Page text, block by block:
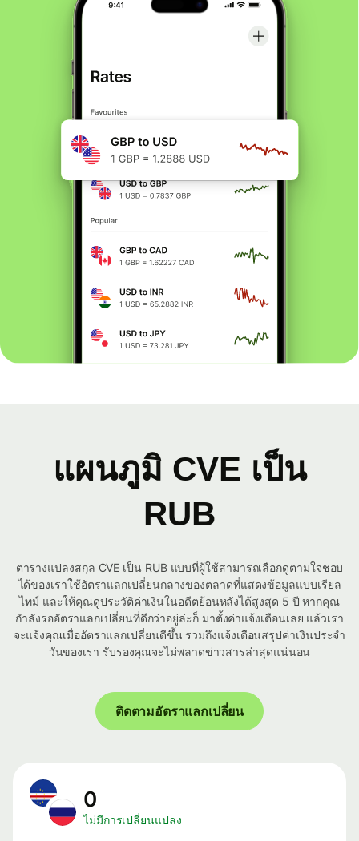
แผนภูมิ CVE เป็น
RUB
ตารางแปลงสกุล CVE เป็น RUB แบบที่ผู้ใช้สามารถเลือกดูตามใจชอบ
ได้ของเราใช้อัตราแลกเปลี่ยนกลางของตลาดที่แสดงข้อมูลแบบเรียล
ไทม์ และให้คุณดูประวัติค่าเงินในอดีตย้อนหลังได้สูงสุด 5 ปี หากคุณ
กำลังรออัตราแลกเปลี่ยนที่ดีกว่าอยู่ล่ะก็ มาตั้งค่าแจ้งเตือนเลย แล้วเรา
จะแจ้งคุณเมื่ออัตราแลกเปลี่ยนดีขึ้น รวมถึงแจ้งเตือนสรุปค่าเงินประจำ
วันของเรา รับรองคุณจะไม่พลาดข่าวสารล่าสุดแน่นอน
ติดตามอัตราแลกเปลี่ยน
0
ไม่มีการเปลี่ยนแปลง